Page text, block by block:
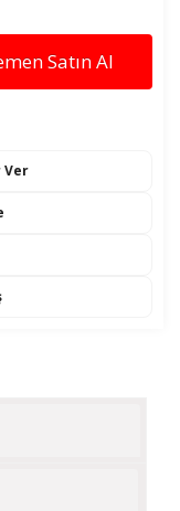
Satın Al
Ver